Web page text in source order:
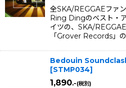
全SKA/REGGAEファ
Ring Dingのベスト・
イツの、SKA/
「Grover Records」
Bedouin
[STMP034]
1,890.-(税別)